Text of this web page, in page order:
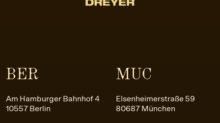
BER
Am Hamburger Bahnhof 4
10557 Berlin
MUC
Elsenheimerstraße 59
80687 München